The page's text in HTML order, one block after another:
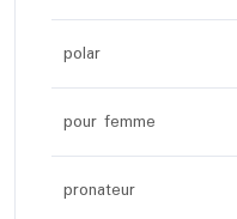
polar
pour femme
pronateur